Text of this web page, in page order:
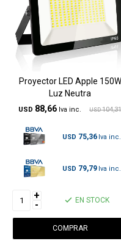
Proyector LED Apple 150W
Luz Neutra
USD 88,66 USD 104,31
USD 75,36
USD 79,79
+
- EN STOCK